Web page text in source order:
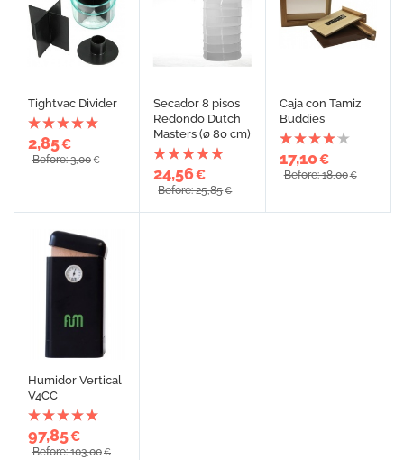
Tightvac Divider
2,85€
Before: 3,00€
Secador 8 pisos
Redondo Dutch
Masters (ø 80 cm)
24,56€
Before: 25,85€
Caja con Tamiz
Buddies
17,10€
Before: 18,00€
Humidor Vertical
V4CC
97,85€
Before: 103,00€